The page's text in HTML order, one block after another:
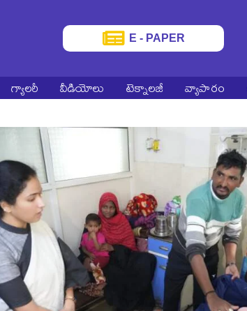
E - PAPER
గ్యాలరీ వీడియోలు టెక్నాలజీ వ్యాపారం